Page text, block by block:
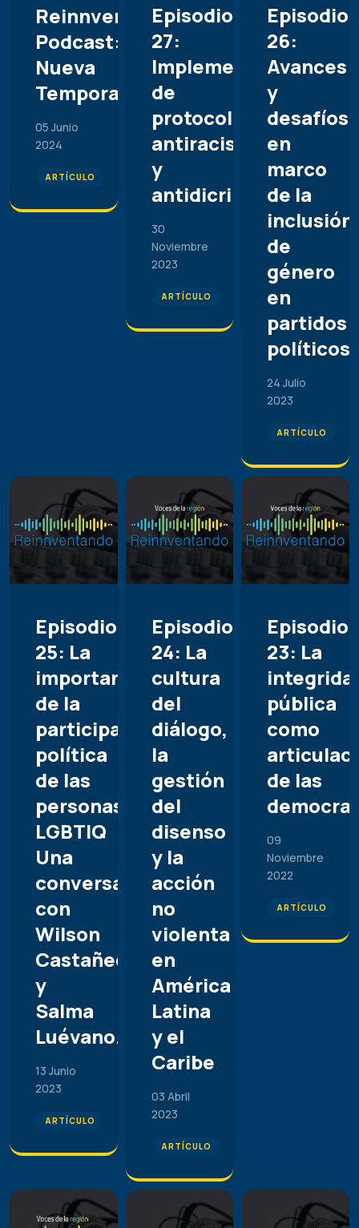
Reinnventando
Podcast:
Nueva
Temporada
05 Junio
2024
ARTÍCULO
Episodio
27:
Implementación
de
protocolos
antiracistas
y
antidicriminatorios
30
Noviembre
2023
ARTÍCULO
Episodio
26:
Avances
y
desafíos
en
marco
de la
inclusión
de
género
en
partidos
políticos
24 Julio
2023
ARTÍCULO
Episodio
25: La
importancia
de la
participación
política
de las
personas
LGBTIQ
Una
conversación
con
Wilson
Castañeda
y
Salma
Luévano.
13 Junio
2023
ARTÍCULO
Episodio
24: La
cultura
del
diálogo,
la
gestión
del
disenso
y la
acción
no
violenta
en
América
Latina
y el
Caribe
03 Abril
2023
ARTÍCULO
Episodio
23: La
pública
como
de las
09
Noviembre
2022
ARTÍCULO